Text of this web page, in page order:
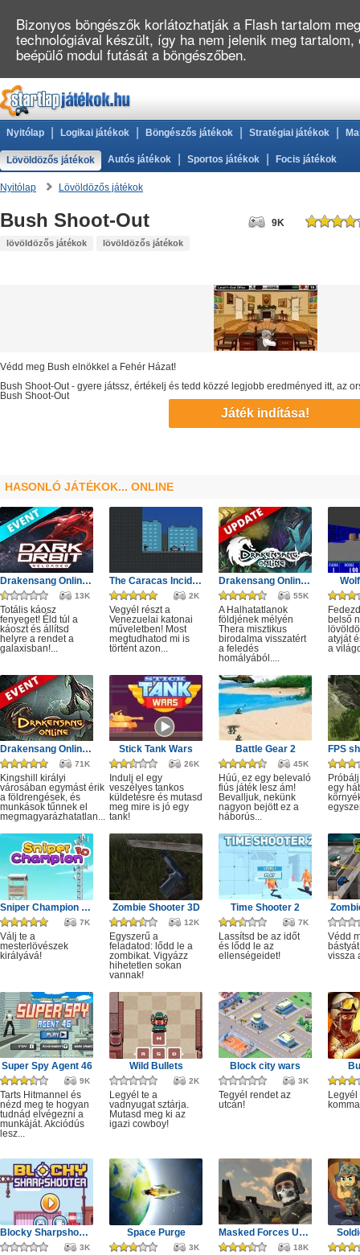
Nyitólap Logikai játékok Böngészős játékok Stratégiai játékok
Lövöldözős játékok Autós játékok Sportos játékok Focis játékok
Nyitólap Lövöldözős játékok
Bush Shoot-Out
lövöldözős játékok lövöldözős játékok
9K
Védd meg Bush elnökkel a Fehér Házat!
Bush Shoot-Out - gyere játssz, értékelj és tedd közzé legjobb eredményed itt, az
Bush Shoot-Out
Játék indítása!
HASONLÓ JÁTÉKOK... ONLINE
Drakensang Online - Protegit zűrzavar
13K
Totális káosz
fenyeget! Éld túl a
káoszt és állítsd
helyre a rendet a
galaxisban!...
The Caracas Incident
2K
Vegyél részt a
Venezuelai katonai
műveletben! Most
megtudhatod mi is
történt azon...
Drakensang Online - A Halhatatlanok árnya
55K
A Halhatatlanok
földjének mélyén
Thera misztikus
birodalma visszatért
a feledés
homályából....
belső
atyját
a
Drakensang Online - Kingshill férges csatornái
71K
Kingshill királyi
városában egymást érik
a földrengések, és
munkások tűnnek el
megmagyarázhatatlan...
Stick Tank Wars
26K
Indulj el egy
veszélyes tankos
küldetésre és mutasd
meg mire is jó egy
tank!
Battle Gear 2
45K
Húú, ez egy belevaló
fiús játék lesz ám!
Bevalljuk, nekünk
nagyon bejött ez a
háborús...
egy
Sniper Champion 3D
7K
Válj te a
mesterlövészek
királyává!
Zombie Shooter 3D
12K
Egyszerű a
feladatod: lődd le a
zombikat. Vigyázz
hihetetlen sokan
vannak!
Time Shooter 2
7K
Lassítsd be az időt
és lődd le az
ellenségeidet!
Védd
vissza
Super Spy Agent 46
9K
Tarts Hitmannel és
nézd meg te hogyan
tudnád elvégezni a
munkáját. Akciódús
lesz...
Wild Bullets
2K
Legyél te a
vadnyugat sztárja.
Mutasd meg ki az
igazi cowboy!
Block city wars
3K
Tegyél rendet az
utcán!
Legyél
Blocky Sharpshooter
3K
Space Purge
3K
Masked Forces Unlimited
18K
Bizonyos böngészők korlátozhatják a Flash tartalom
technológiával készült, így ha nem jelenik meg
beépülő modul futását a böngészőben.